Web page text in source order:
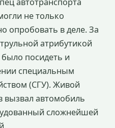
не только
опробовать в деле. За
атрибутикой
посидеть и
специальным
(СГУ). Живой
вызвал автомобиль
сложнейшей